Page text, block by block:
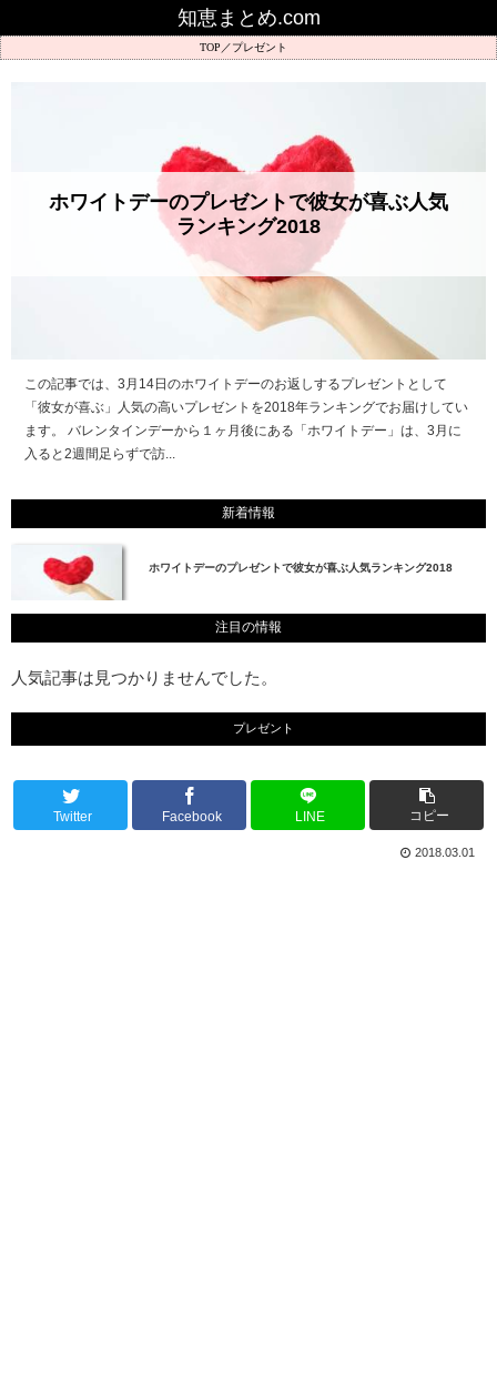
知恵まとめ.com
プレゼント
ホワイトデーのプレゼントで彼女が喜ぶ人気
ランキング2018
この記事では、3月14日のホワイトデーのお返しするプレゼントとして
「彼女が喜ぶ」人気の高いプレゼントを2018年ランキングでお届けしてい
ます。 バレンタインデーから１ヶ月後にある「ホワイトデー」は、3月に
入ると2週間足らずで訪...
新着情報
ホワイトデーのプレゼントで彼女が喜ぶ人気ランキング2018
注目の情報
人気記事は見つかりませんでした。
プレゼント
Twitter Facebook LINE コピー
2018.03.01